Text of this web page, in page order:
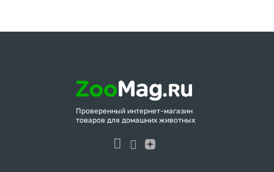
Проверенный интернет-магазин
товаров для домашних животных